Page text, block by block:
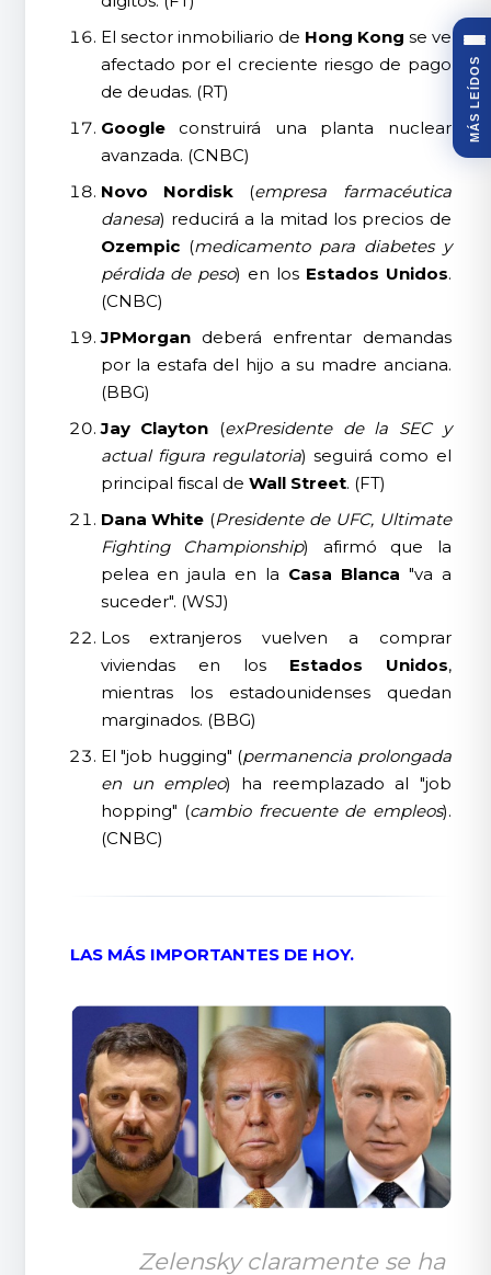
El sector inmobiliario de Hong Kong se ve
afectado por el creciente riesgo de pago
de deudas. (RT)
Googleconstruirá una planta nuclear
avanzada. (CNBC)
Novo Nordisk(empresa farmacéutica
danesa) reducirá a la mitad los precios de
Ozempic(medicamento para diabetes y
pérdida de peso) en los Estados Unidos.
(CNBC)
JPMorgandeberá enfrentar demandas
por la estafa del hijo a su madre anciana.
(BBG)
Jay Clayton (exPresidente de la SEC y
actual figura regulatoria) seguirá como el
principal fiscal de Wall Street. (FT)
Dana White (Presidente de UFC, Ultimate
Fighting Championship) afirmó que la
pelea en jaula en la Casa Blanca "va a
suceder". (WSJ)
Los extranjeros vuelven a comprar
viviendas en los Estados Unidos,
mientras los estadounidenses quedan
marginados. (BBG)
El "job hugging" (permanencia prolongada
en un empleo) ha reemplazado al "job
hopping" (cambio frecuente de empleos).
(CNBC)
LAS MÁS IMPORTANTES DE HOY.
Zelensky claramente se ha
MÁS LEÍDOS